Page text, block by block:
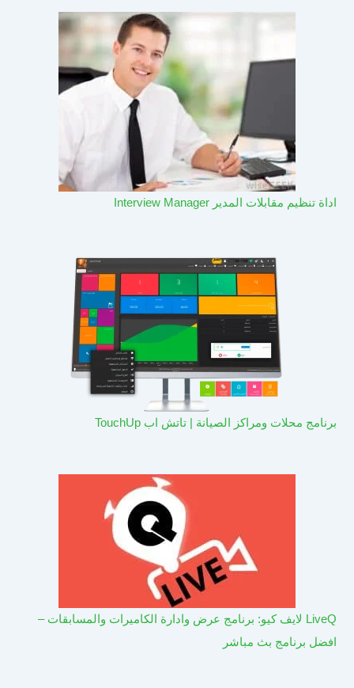
اداة تنظيم مقابلات المدير Interview Manager
برنامج محلات ومراكز الصيانة | تاتش اب TouchUp
LiveQ لايف كيو: برنامج عرض وادارة الكاميرات والمسابقات –
افضل برنامج بث مباشر